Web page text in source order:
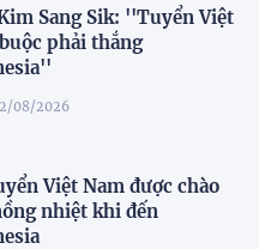
Sang Sik: ''Tuyển Việt
phải thắng
08/2026
Việt Nam được chào
nhiệt khi đến